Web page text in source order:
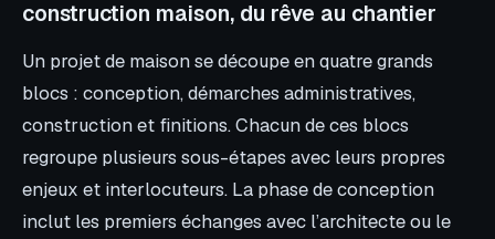
construction maison, du rêve au chantier
Un projet de maison se découpe en quatre grands
blocs : conception, démarches administratives,
construction et finitions. Chacun de ces blocs
regroupe plusieurs sous-étapes avec leurs propres
enjeux et interlocuteurs. La phase de conception
inclut les premiers échanges avec l’architecte ou le